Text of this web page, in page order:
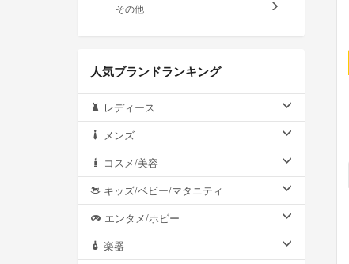
その他
人気ブランドランキング
レディース
メンズ
コスメ/美容
キッズ/ベビー/マタニティ
エンタメ/ホビー
楽器